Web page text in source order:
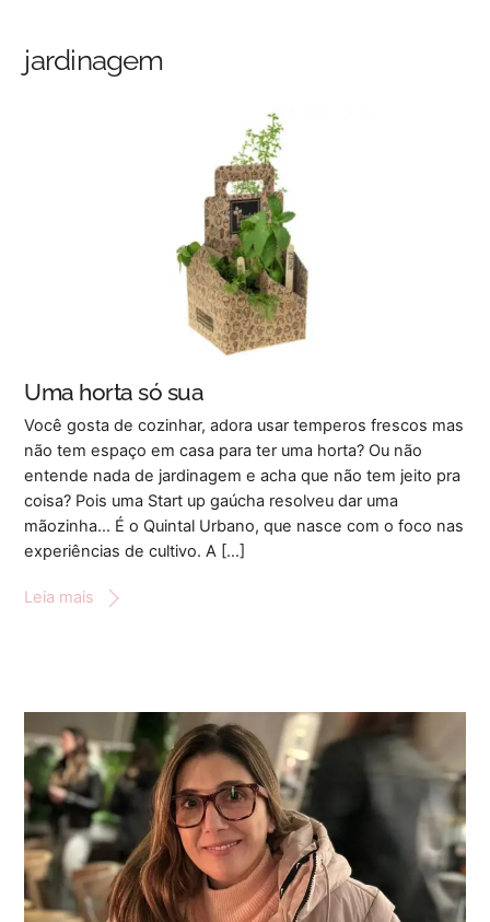
contentjardinagem
Uma horta só sua
Você gosta de cozinhar, adora usar temperos frescos mas
não tem espaço em casa para ter uma horta? Ou não
entende nada de jardinagem e acha que não tem jeito pra
coisa? Pois uma Start up gaúcha resolveu dar uma
mãozinha… É o Quintal Urbano, que nasce com o foco nas
experiências de cultivo. A […]
Leia mais